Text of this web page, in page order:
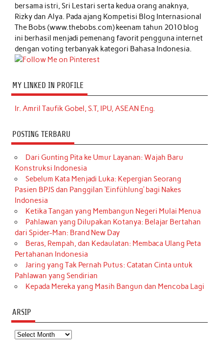
bersama istri, Sri Lestari serta kedua orang anaknya,
Rizky dan Alya. Pada ajang Kompetisi Blog Internasional
The Bobs (www.thebobs.com) keenam tahun 2010 blog
ini berhasil menjadi pemenang favorit pengguna internet
dengan voting terbanyak kategori Bahasa Indonesia.
MY LINKED IN PROFILE
Ir. Amril Taufik Gobel, S.T, IPU, ASEAN Eng.
POSTING TERBARU
Dari Gunting Pita ke Umur Layanan: Wajah Baru
Konstruksi Indonesia
Sebelum Kata Menjadi Luka: Kepergian Seorang
Pasien BPJS dan Panggilan ‘Einfühlung’ bagi Nakes
Indonesia
Ketika Tangan yang Membangun Negeri Mulai Menua
Pahlawan yang Dilupakan Kotanya: Belajar Bertahan
dari Spider-Man: Brand New Day
Beras, Rempah, dan Kedaulatan: Membaca Ulang Peta
Pertahanan Indonesia
Jaring yang Tak Pernah Putus: Catatan Cinta untuk
Pahlawan yang Sendirian
Kepada Mereka yang Masih Bangun dan Mencoba Lagi
ARSIP
Arsip